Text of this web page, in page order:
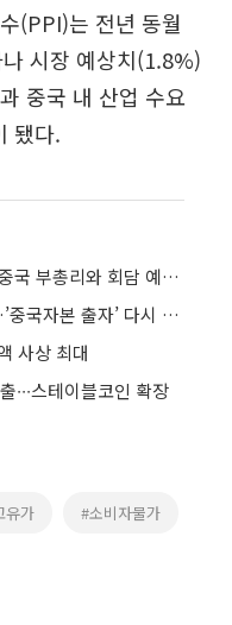
(PPI)는 전년 동월
시장 예상치(1.8%)
중국 내 산업 수요
됐다.
미국 재무장관 “13일 서울 방문해 중국 부총리와 회담 예정”
MBK 6호 펀드에 제동 건 日정부…’중국자본 출자’ 다시 회자
사상 최대
스테이블코인 확장
유가 #소비자물가